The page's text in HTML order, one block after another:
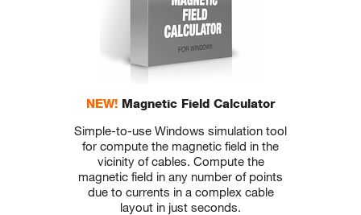
NEW! Magnetic Field Calculator
Simple-to-use Windows simulation tool
for compute the magnetic field in the
vicinity of cables. Compute the
magnetic field in any number of points
due to currents in a complex cable
layout in just seconds.